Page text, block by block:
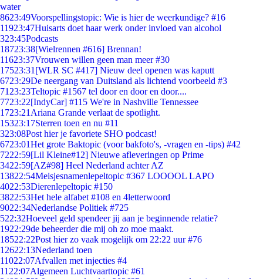
water
8623:49Voorspellingstopic: Wie is hier de weerkundige? #16
11923:47Huisarts doet haar werk onder invloed van alcohol
323:45Podcasts
18723:38[Wielrennen #616] Brennan!
11623:37Vrouwen willen geen man meer #30
17523:31 [WLR SC #417] Nieuw deel openen was kaputt
6723:29De neergang van Duitsland als lichtend voorbeeld #3
71 23:23Teltopic #1567 tel door en door en door....
7723:22[IndyCar] #115 We're in Nashville Tennessee
1723:21 Ariana Grande verlaat de spotlight.
15323:17Sterren toen en nu #11
323:08Post hier je favoriete SHO podcast!
6723:01Het grote Baktopic (voor bakfoto's, -vragen en -tips) #42
7222:59[Lil Kleine#12] Nieuwe afleveringen op Prime
3422:59[AZ#98] Heel Nederland achter AZ
13822:54Meisjesnamenlepeltopic #367 LOOOOL LAPO
4022:53Dierenlepeltopic #150
3822:53Het hele alfabet #108 en 4letterwoord
9022:34Nederlandse Politiek #725
522:32Hoeveel geld spendeer jij aan je beginnende relatie?
1922:29de beheerder die mij oh zo moe maakt.
18522:22Post hier zo vaak mogelijk om 22:22 uur #76
12622:13Nederland toen
11022:07Afvallen met injecties #4
11 22:07Algemeen Luchtvaarttopic #61